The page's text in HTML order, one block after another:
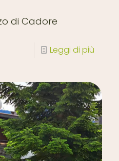
di Cadore
Leggi di più